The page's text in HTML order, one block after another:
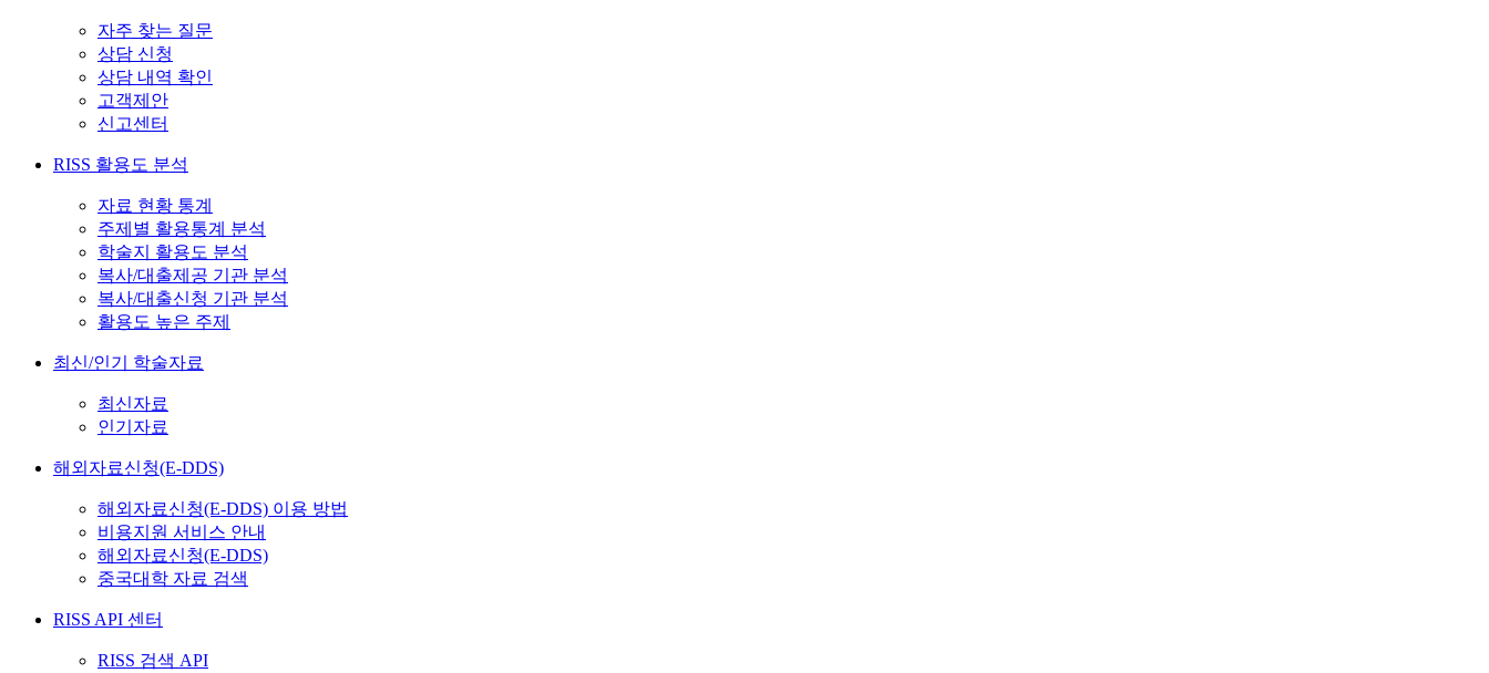
자주 찾는 질문
상담 신청
상담 내역 확인
고객제안
신고센터
RISS 활용도 분석
자료 현황 통계
주제별 활용통계 분석
학술지 활용도 분석
복사/대출제공 기관 분석
복사/대출신청 기관 분석
활용도 높은 주제
최신/인기 학술자료
최신자료
인기자료
해외자료신청(E-DDS)
해외자료신청(E-DDS) 이용 방법
비용지원 서비스 안내
해외자료신청(E-DDS)
중국대학 자료 검색
RISS API 센터
RISS 검색 API